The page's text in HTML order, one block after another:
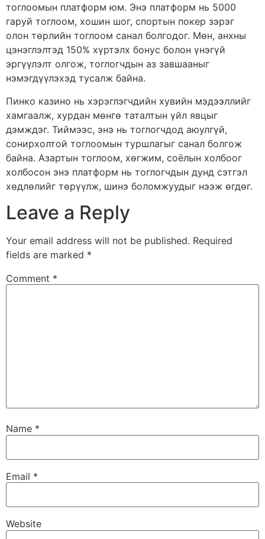
тоглоомын платформ юм. Энэ платформ нь 5000
гаруй тоглоом, хошин шог, спортын покер зэрэг
олон төрлийн тоглоом санал болгодог. Мөн, анхны
цэнэглэлтэд 150% хүртэлх бонус болон үнэгүй
эргүүлэлт олгож, тоглогчдын аз завшааныг
нэмэгдүүлэхэд тусалж байна.
Пинко казино нь хэрэглэгчдийн хувийн мэдээллийг
хамгаалж, хурдан мөнгө таталтын үйл явцыг
дэмждэг. Тиймээс, энэ нь тоглогчдод аюулгүй,
сонирхолтой тоглоомын туршлагыг санал болгож
байна. Азартын тоглоом, хөгжим, соёлын холбоог
холбосон энэ платформ нь тоглогчдын дунд сэтгэл
хөдлөлийг төрүүлж, шинэ боломжуудыг нээж өгдөг.
Leave a Reply
Your email address will not be published. Required
fields are marked *
Comment *
Name *
Email *
Website